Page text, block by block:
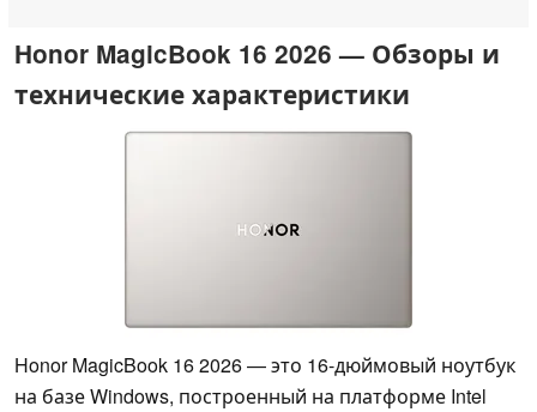
Honor MagicBook 16 2026 — Обзоры и
технические характеристики
Honor MagicBook 16 2026 — это 16-дюймовый ноутбук
на базе Windows, построенный на платформе Intel